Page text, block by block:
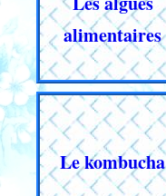
alimentaires
Le kombucha